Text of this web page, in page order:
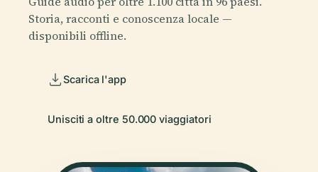
Storia, racconti e conoscenza locale —
disponibili offline.
Scarica l'app
Unisciti a oltre 50.000 viaggiatori